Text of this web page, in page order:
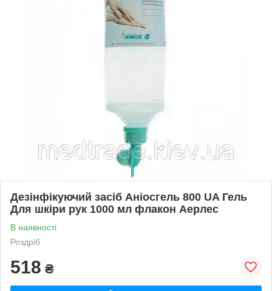
Дезінфікуючий засіб Аніосгель 800 UA Гель
Для шкіри рук 1000 мл флакон Аерлес
В наявності
Роздріб
518 ₴